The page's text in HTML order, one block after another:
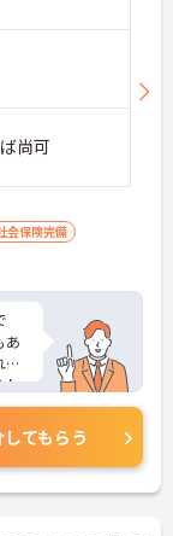
尚可
会保険完備
あ
て
わ
てもらう